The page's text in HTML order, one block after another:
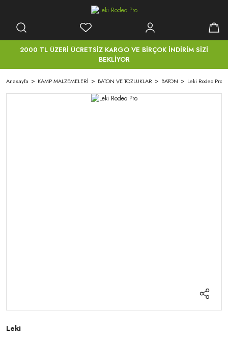
2000 TL ÜZERİ ÜCRETSİZ KARGO VE BİRÇOK İNDİRİM SİZİ
BEKLİYOR
Anasayfa KAMP MALZEMELERİ BATON VE TOZLUKLAR BATON Leki Rodeo Pro
Leki